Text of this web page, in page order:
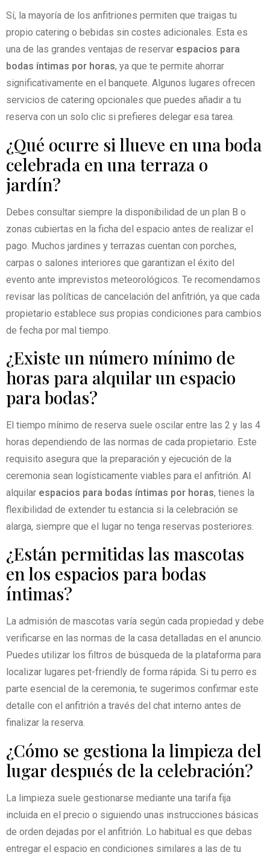
Sí, la mayoría de los anfitriones permiten que traigas tu
propio catering o bebidas sin costes adicionales. Esta es
una de las grandes ventajas de reservar espacios para
bodas íntimas por horas, ya que te permite ahorrar
significativamente en el banquete. Algunos lugares ofrecen
servicios de catering opcionales que puedes añadir a tu
reserva con un solo clic si prefieres delegar esa tarea.
¿Qué ocurre si llueve en una boda
celebrada en una terraza o
jardín?
Debes consultar siempre la disponibilidad de un plan B o
zonas cubiertas en la ficha del espacio antes de realizar el
pago. Muchos jardines y terrazas cuentan con porches,
carpas o salones interiores que garantizan el éxito del
evento ante imprevistos meteorológicos. Te recomendamos
revisar las políticas de cancelación del anfitrión, ya que cada
propietario establece sus propias condiciones para cambios
de fecha por mal tiempo.
¿Existe un número mínimo de
horas para alquilar un espacio
para bodas?
El tiempo mínimo de reserva suele oscilar entre las 2 y las 4
horas dependiendo de las normas de cada propietario. Este
requisito asegura que la preparación y ejecución de la
ceremonia sean logísticamente viables para el anfitrión. Al
alquilar espacios para bodas íntimas por horas, tienes la
flexibilidad de extender tu estancia si la celebración se
alarga, siempre que el lugar no tenga reservas posteriores.
¿Están permitidas las mascotas
en los espacios para bodas
íntimas?
La admisión de mascotas varía según cada propiedad y debe
verificarse en las normas de la casa detalladas en el anuncio.
Puedes utilizar los filtros de búsqueda de la plataforma para
localizar lugares pet-friendly de forma rápida. Si tu perro es
parte esencial de la ceremonia, te sugerimos confirmar este
detalle con el anfitrión a través del chat interno antes de
finalizar la reserva.
¿Cómo se gestiona la limpieza del
lugar después de la celebración?
La limpieza suele gestionarse mediante una tarifa fija
incluida en el precio o siguiendo unas instrucciones básicas
de orden dejadas por el anfitrión. Lo habitual es que debas
entregar el espacio en condiciones similares a las de tu